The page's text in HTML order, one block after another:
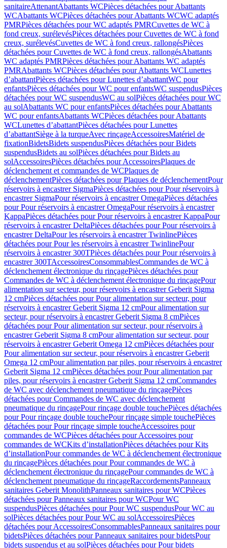
sanitaireAttenantAbattants WCPièces détachées pour Abattants
WCAbattants WCPièces détachées pour Abattants WCWC adaptés
PMRPièces détachées pour WC adaptés PMRCuvettes de WC à
fond creux, surélevésPièces détachées pour Cuvettes de WC à fond
creux, surélevésCuvettes de WC à fond creux, rallongésPièces
détachées pour Cuvettes de WC à fond creux, rallongésAbattants
WC adaptés PMRPièces détachées pour Abattants WC adaptés
PMRAbattants WCPièces détachées pour Abattants WCLunettes
d’abattantPièces détachées pour Lunettes d’abattantWC pour
enfantsPièces détachées pour WC pour enfantsWC suspendusPièces
détachées pour WC suspendusWC au solPièces détachées pour WC
au solAbattants WC pour enfantsPièces détachées pour Abattants
WC pour enfantsAbattants WCPièces détachées pour Abattants
WCLunettes d’abattantPièces détachées pour Lunettes
d’abattantSiège à la turqueAvec rinçageAccessoiresMatériel de
fixationBidetsBidets suspendusPièces détachées pour Bidets
suspendusBidets au solPièces détachées pour Bidets au
solAccessoiresPièces détachées pour AccessoiresPlaques de
déclenchement et commandes de WCPlaques de
déclenchementPièces détachées pour Plaques de déclenchementPour
réservoirs à encastrer SigmaPièces détachées pour Pour réservoirs à
encastrer SigmaPour réservoirs à encastrer OmegaPièces détachées
pour Pour réservoirs à encastrer OmegaPour réservoirs à encastrer
KappaPièces détachées pour Pour réservoirs à encastrer KappaPour
réservoirs à encastrer DeltaPièces détachées pour Pour réservoirs à
encastrer DeltaPour les réservoirs à encastrer TwinlinePièces
détachées pour Pour les réservoirs à encastrer TwinlinePour
réservoirs à encastrer 300TPièces détachées pour Pour réservoirs à
encastrer 300TAccessoiresConsommablesCommandes de WC à
déclenchement électronique du rinçagePièces détachées pour
Commandes de WC à déclenchement électronique du rinçagePour
alimentation sur secteur, pour réservoirs à encastrer Geberit Sigma
12 cmPièces détachées pour Pour alimentation sur secteur, pour
réservoirs à encastrer Geberit Sigma 12 cmPour alimentation sur
secteur, pour réservoirs à encastrer Geberit Sigma 8 cmPièces
détachées pour Pour alimentation sur secteur, pour réservoirs à
encastrer Geberit Sigma 8 cmPour alimentation sur secteur, pour
réservoirs à encastrer Geberit Omega 12 cmPièces détachées pour
Pour alimentation sur secteur, pour réservoirs à encastrer Geberit
Omega 12 cmPour alimentation par piles, pour réservoirs à encastrer
Geberit Sigma 12 cmPièces détachées pour Pour alimentation par
piles, pour réservoirs à encastrer Geberit Sigma 12 cmCommandes
de WC avec déclenchement pneumatique du rinçagePièces
détachées pour Commandes de WC avec déclenchement
pneumatique du rinçagePour rinçage double touchePièces détachées
pour Pour rinçage double touchePour rinçage simple touchePièces
détachées pour Pour rinçage simple toucheAccessoires pour
commandes de WCPièces détachées pour Accessoires pour
commandes de WCKits d’installationPièces détachées pour Kits
d’installationPour commandes de WC à déclenchement électronique
du rinçagePièces détachées pour Pour commandes de WC à
déclenchement électronique du rinçagePour commandes de WC à
déclenchement pneumatique du rinçageRaccordementsPanneaux
sanitaires Geberit MonolithPanneaux sanitaires pour WCPièces
détachées pour Panneaux sanitaires pour WCPour WC
suspendusPièces détachées pour Pour WC suspendusPour WC au
solPièces détachées pour Pour WC au solAccessoiresPièces
détachées pour AccessoiresConsommablesPanneaux sanitaires pour
bidetsPièces détachées pour Panneaux sanitaires pour bidetsPour
bidets suspendus et au solPièces détachées pour Pour bidets